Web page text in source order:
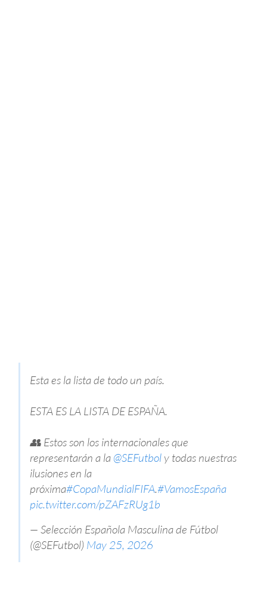
Esta es la lista de todo un país.
ESTA ES LA LISTA DE ESPAÑA.
👥 Estos son los internacionales que
representarán a la @SEFutbol y todas nuestras
ilusiones en la
próxima#CopaMundialFIFA.#VamosEspaña
pic.twitter.com/pZAFzRUg1b
— Selección Española Masculina de Fútbol
(@SEFutbol) May 25, 2026